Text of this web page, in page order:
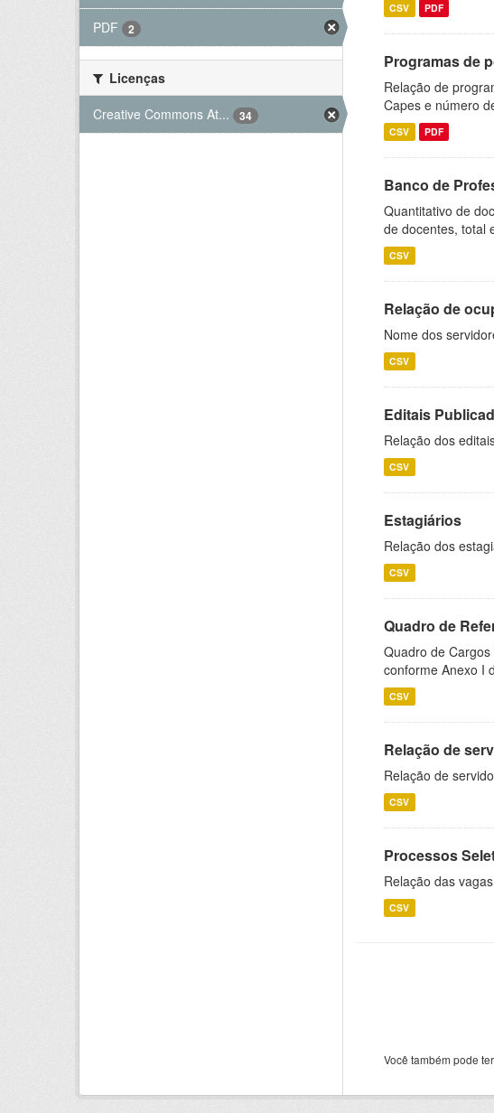
PDF 2
Licenças
Creative Commons At...
34
CSV PDF
Programas de
Relação de
Capes e número
CSV PDF
Banco de
Quantitativo de
de docentes, total
CSV
Relação de
Nome dos
CSV
Editais
Relação dos
CSV
Estagiários
Relação dos
CSV
Quadro de
Quadro de Cargos
conforme Anexo I
CSV
Relação de
Relação de
CSV
Processos
Relação das
CSV
Você também pode